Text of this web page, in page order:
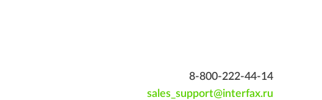
8-800-222-44-14
sales_support@interfax.ru